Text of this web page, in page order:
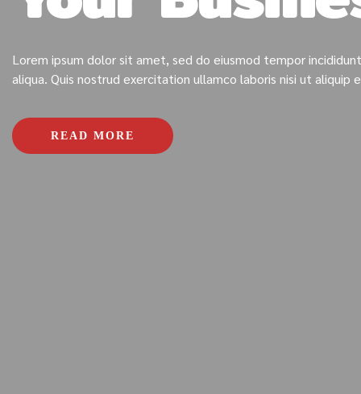
Lorem ipsum dolor sit amet, sed do eiusmod tempor
aliqua. Quis nostrud exercitation ullamco laboris nisi ut aliquip
READ MORE